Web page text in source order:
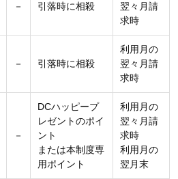
－ 引落時に相殺
翌々月請
求時
－ 引落時に相殺
利用月の
翌々月請
求時
－
DCハッピープ
レゼントのポイ
ント
または本制度専
用ポイント
利用月の
翌々月請
求時
利用月の
翌月末